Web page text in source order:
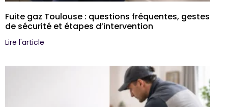
Fuite gaz Toulouse : questions fréquentes, gestes
de sécurité et étapes d’intervention
Lire l'article